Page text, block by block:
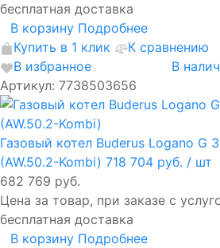
бесплатная доставка
В корзину Подробнее
Купить в 1 клик
К сравнению
В избранное
В
Артикул: 7738503656
Газовый котел Buderus Logano G
(AW.50.2-Kombi) 718 704 руб. / шт
682 769 руб.
Цена за товар, при заказе с
бесплатная доставка
В корзину Подробнее